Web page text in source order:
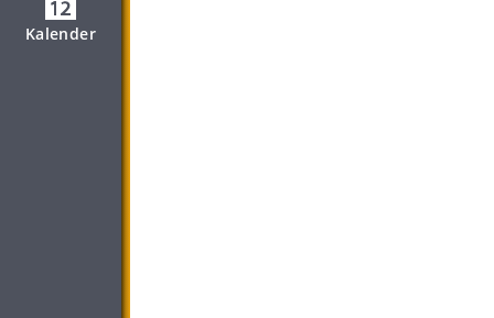
Kalender